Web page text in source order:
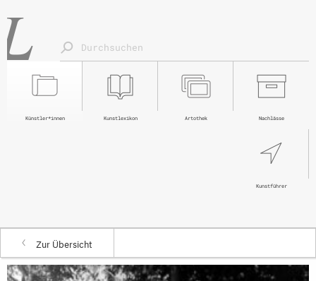
Nachlässe
Artothek
Kunstlexikon
Künstler*innen
Kunstführer
Zur Übersicht